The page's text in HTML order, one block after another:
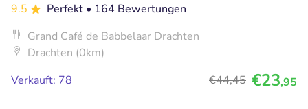
9.5
Perfekt • 164 Bewertungen
Grand Café de Babbelaar Drachten
Drachten (0km)
Verkauft: 78
€44,45 €23,95